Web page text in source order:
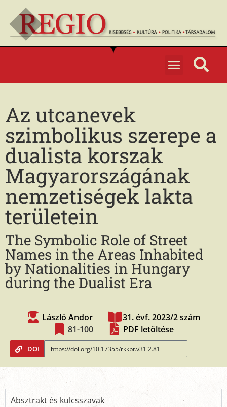
Az utcanevek
szimbolikus szerepe a
dualista korszak
Magyarországának
nemzetiségek lakta
területein
The Symbolic Role of Street
Names in the Areas Inhabited
by Nationalities in Hungary
during the Dualist Era
László Andor
31. évf. 2023/2 szám
81-100
PDF letöltése
DOI
Absztrakt és kulcsszavak